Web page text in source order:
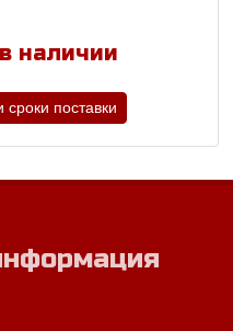
наличии
сроки поставки